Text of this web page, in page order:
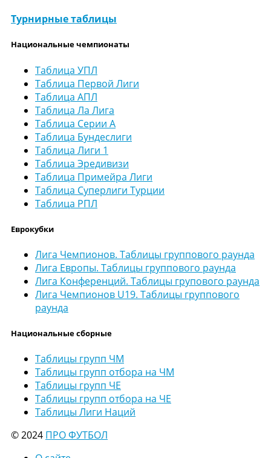
Турнирные таблицы
Национальные чемпионаты
Таблица УПЛ
Таблица Первой Лиги
Таблица АПЛ
Таблица Ла Лига
Таблица Серии А
Таблица Бундеслиги
Таблица Лиги 1
Таблица Эредивизи
Таблица Примейра Лиги
Таблица Суперлиги Турции
Таблица РПЛ
Еврокубки
Лига Чемпионов. Таблицы группового раунда
Лига Европы. Таблицы группового раунда
Лига Конференций. Таблицы групового раунда
Лига Чемпионов U19. Таблицы группового
раунда
Национальные сборные
Таблицы групп ЧМ
Таблицы групп отбора на ЧМ
Таблицы групп ЧЕ
Таблицы групп отбора на ЧЕ
Таблицы Лиги Наций
© 2024 ПРО ФУТБОЛ